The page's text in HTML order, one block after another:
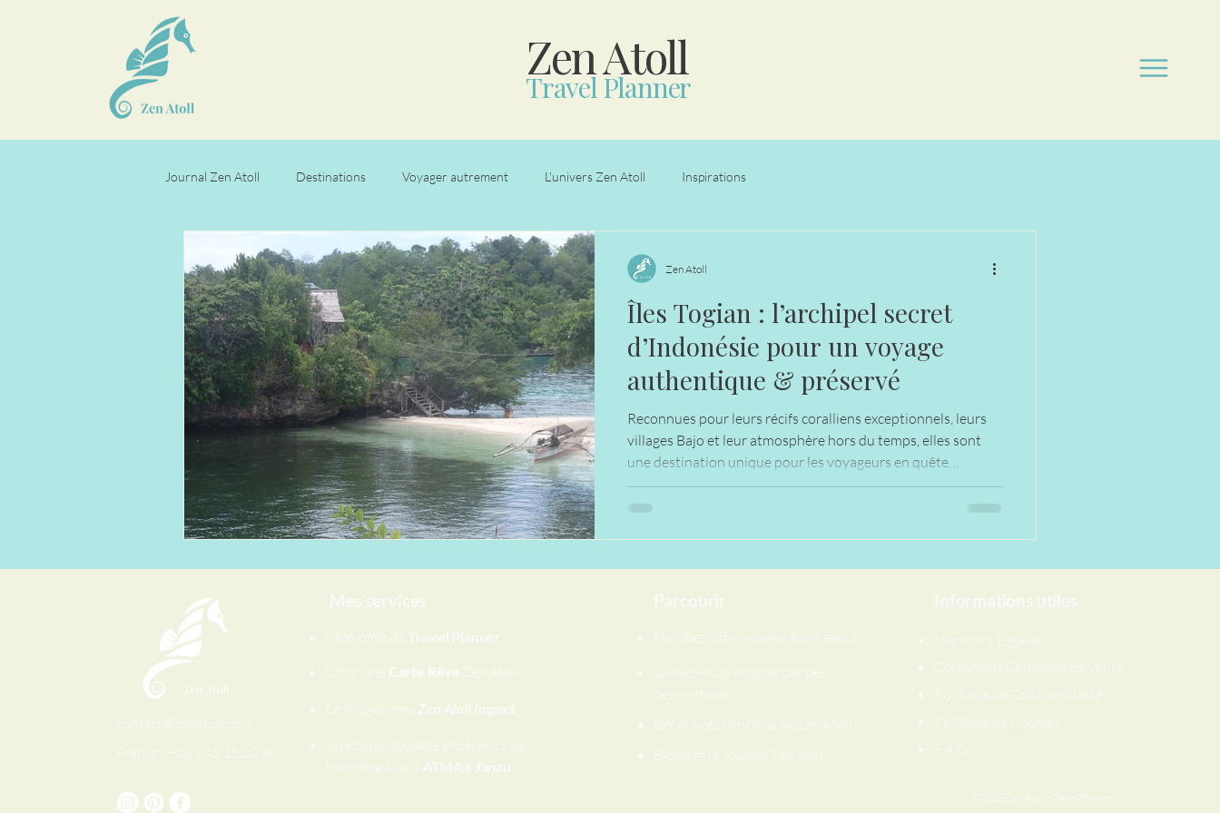
Zen Atoll
Travel Planner
Journal Zen Atoll Destinations Voyager autrement L'univers Zen Atoll Inspirations
Îles Togian : l’archipel secret
d’Indonésie pour un voyage
authentique & préservé
Reconnues pour leurs récifs coralliens exceptionnels, leurs
villages Bajo et leur atmosphère hors du temps, elles sont
une destination unique pour les voyageurs en quête
d’authenticité, de plongée sous-marine et de déconnexion.
Zen Atoll
contact@zenatoll.com
France : +33 7 45 15 10 96
Mes services
Mon offre de Travel Planner
Offrir une Carte Rêve Zen Atoll
Le Programme Zen Atoll Impact
Vivez une nouvelle expérience de
bien-être avec l' ATMA ® Janzu
Parcourir
Planifiez votre voyage sur mesure
Laissez-vous inspirer par ces
destinations
Découvrez l'histoire de Zen Atoll
Explorez le Journal Zen Atoll
Informations utiles
Mentions Légales
Conditions Générales de Vente
Politique de Confidentialité
Politique de Cookies
​F.A.Q.
© 2025 Zen Atoll - Travel Planner